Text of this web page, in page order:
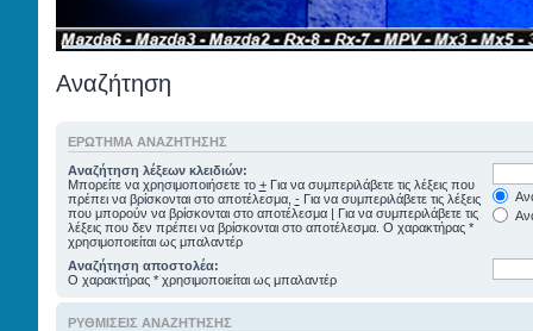
Αναζήτηση
ΕΡΏΤΗΜΑ ΑΝΑΖΉΤΗΣΗΣ
Αναζήτηση λέξεων κλειδιών:
Μπορείτε να χρησιμοποιήσετε το +Για να συμπεριλάβετε τις λέξεις που
πρέπει να βρίσκονται στο αποτέλεσμα, -Για να συμπεριλάβετε τις λέξεις
που μπορούν να βρίσκονται στο αποτέλεσμα | Για να συμπεριλάβετε τις
λέξεις που δεν πρέπει να βρίσκονται στο αποτέλεσμα. Ο χαρακτήρας *
χρησιμοποιείται ως μπαλαντέρ
Αναζήτηση αποστολέα:
Ο χαρακτήρας * χρησιμοποιείται ως μπαλαντέρ
ΡΥΘΜΊΣΕΙΣ ΑΝΑΖΉΤΗΣΗΣ